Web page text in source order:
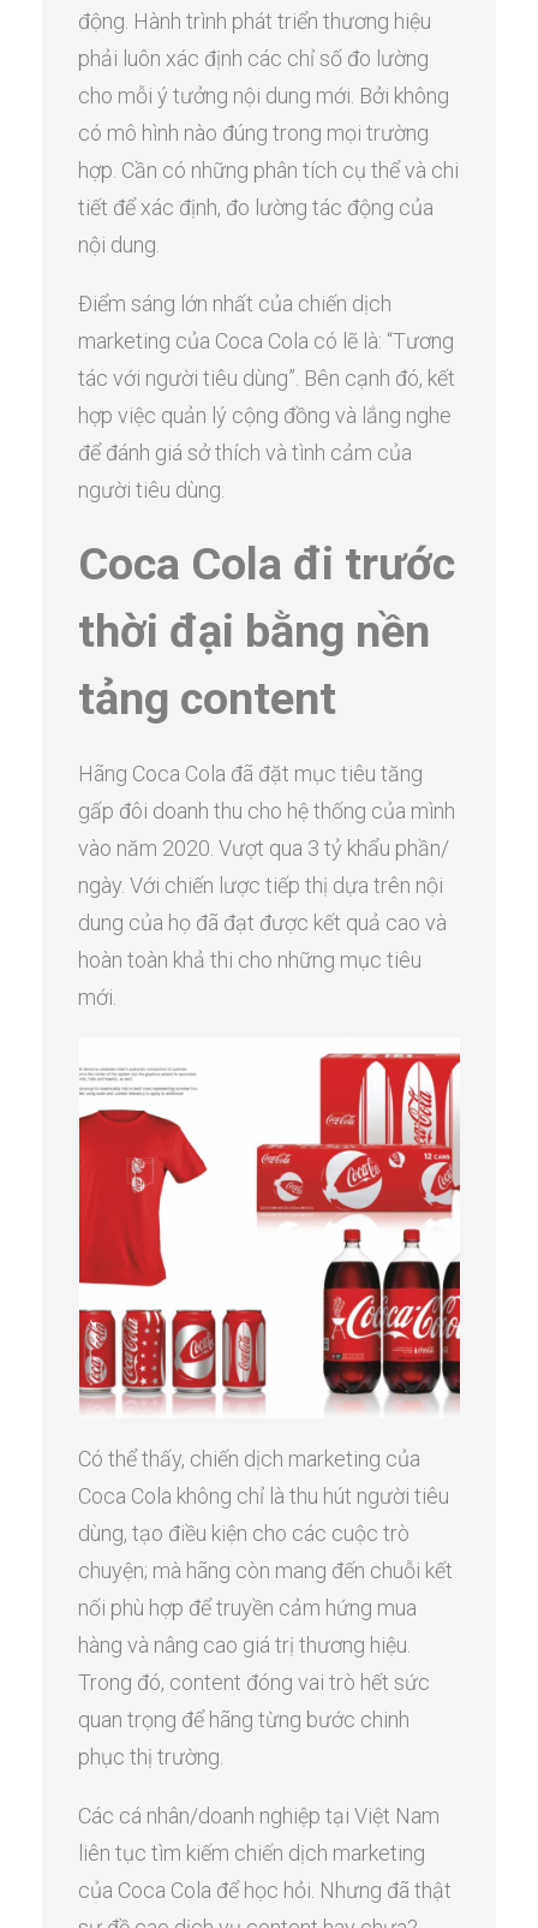
động. Hành trình phát triển thương hiệu
phải luôn xác định các chỉ số đo lường
cho mỗi ý tưởng ​​nội dung mới. Bởi không
có mô hình nào đúng trong mọi trường
hợp. Cần có những phân tích cụ thể và chi
tiết để xác định, đo lường tác động của
nội dung.
Điểm sáng lớn nhất của ​​chiến dịch
marketing của Coca Cola có lẽ là: “Tương
tác với người tiêu dùng”. Bên cạnh đó, kết
hợp việc quản lý cộng đồng và lắng nghe
để đánh giá sở thích và tình cảm của
người tiêu dùng.
Coca Cola đi trước
thời đại bằng nền
tảng content
Hãng Coca Cola đã đặt mục tiêu tăng
gấp đôi doanh thu cho hệ thống của mình
vào năm 2020. Vượt qua 3 tỷ khẩu phần/
ngày. Với chiến lược tiếp thị dựa trên nội
dung của họ đã đạt được kết quả cao và
hoàn toàn khả thi cho những mục tiêu
mới.
Có thể thấy, chiến dịch marketing của
Coca Cola không chỉ là thu hút người tiêu
dùng, tạo điều kiện cho các cuộc trò
chuyện; mà hãng còn mang đến chuỗi kết
nối phù hợp để truyền cảm hứng mua
hàng và nâng cao giá trị thương hiệu.
Trong đó, content đóng vai trò hết sức
quan trọng để hãng từng bước chinh
phục thị trường.
Các cá nhân/doanh nghiệp tại Việt Nam
liên tục tìm kiếm chiến dịch marketing
của Coca Cola để học hỏi. Nhưng đã thật